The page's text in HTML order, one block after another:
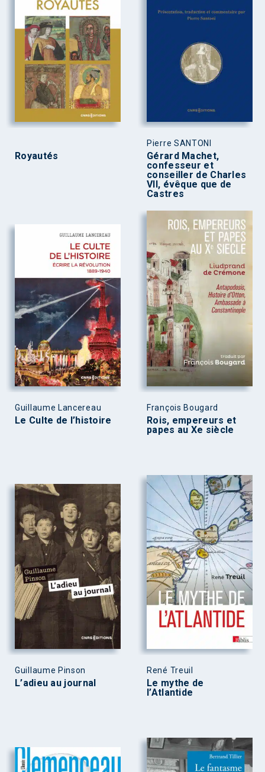
Royautés
Pierre SANTONI
Gérard Machet,
confesseur et
conseiller de Charles
VII, évêque que de
Castres
Guillaume Lancereau
Le Culte de l’histoire
François Bougard
Rois, empereurs et
papes au Xe siècle
Guillaume Pinson
L’adieu au journal
René Treuil
Le mythe de
l’Atlantide